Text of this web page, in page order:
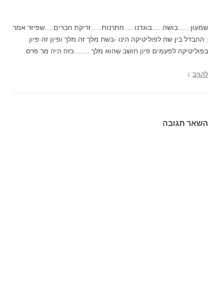
שמעון …..בושה…..בוגדנו…..חתרנות…..זריקת חברים….שפיזר אמר
: ההבדל בין שח לפוליטיקה הינו -בשח מלך זה מלך ופיון זה פיון
בפוליטיקה לפעמים פיון חושב שהוא מלך …….כזה היה מר פרס
להגיב ↓
השאר תגובה